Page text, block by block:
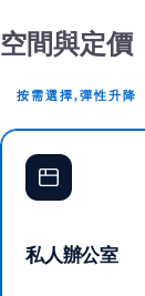
空間與定價
按需選擇,彈性升降
私人辦公室